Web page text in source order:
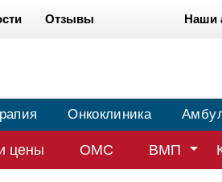
Отзывы Наши
Онкоклиника
цены ОМС ВМП